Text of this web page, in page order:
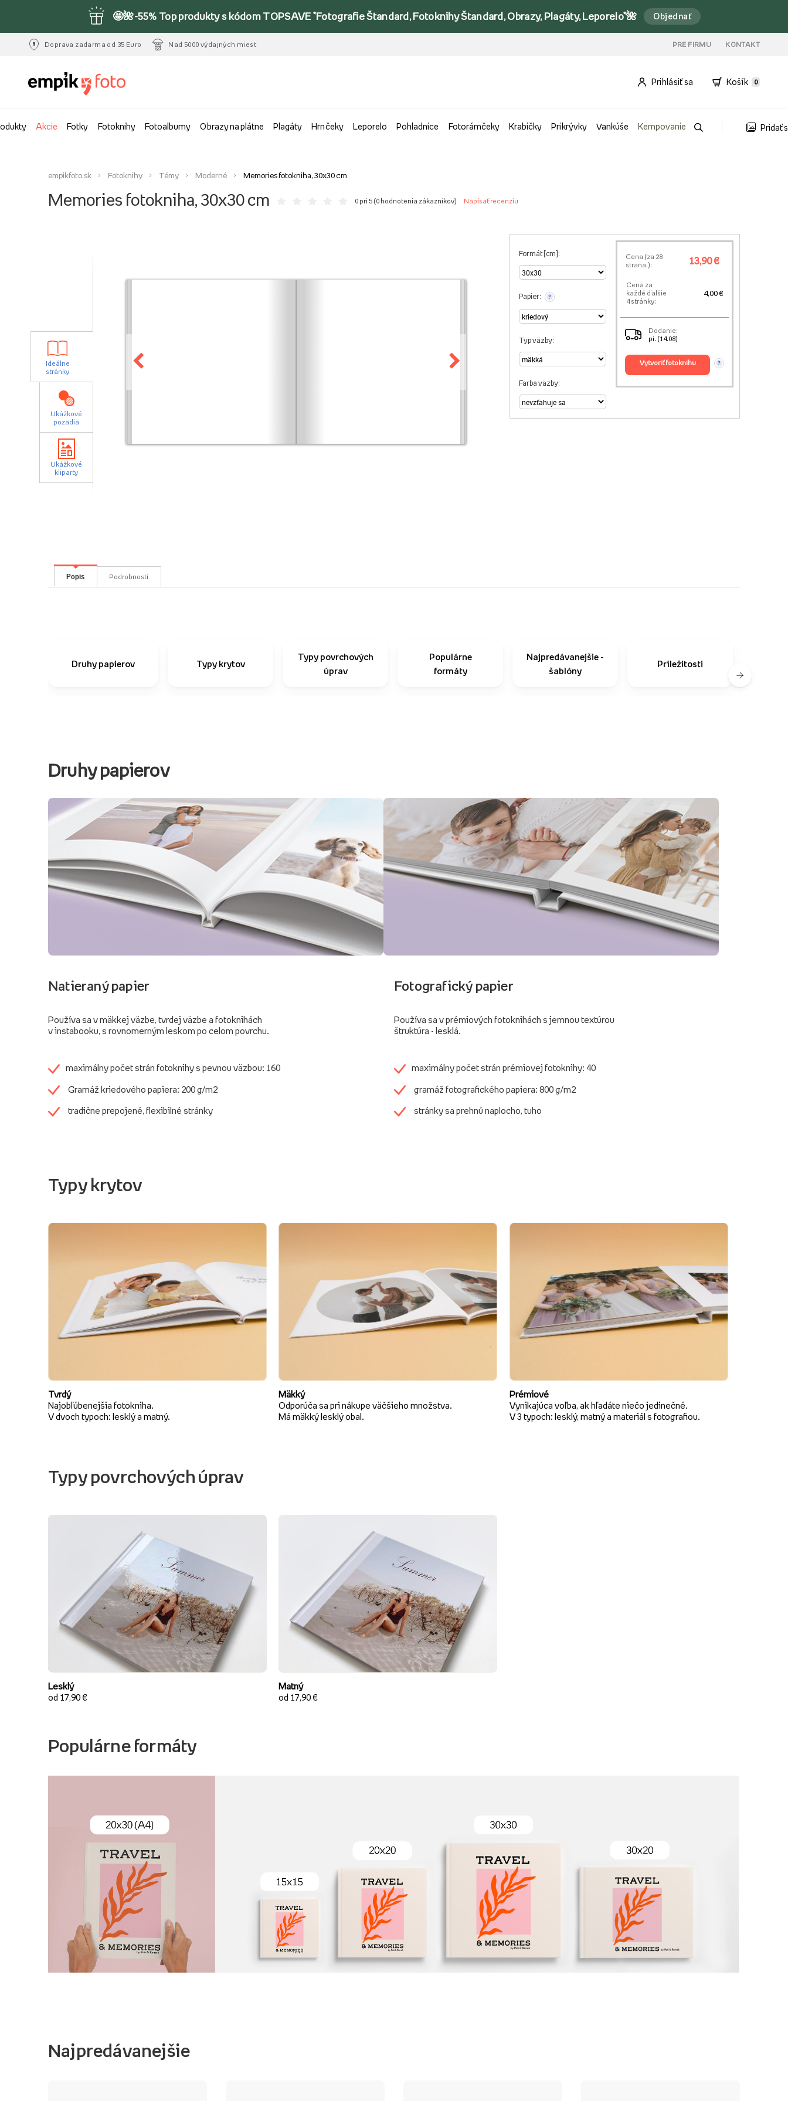
🤩🌺-55% Top produkty s kódom TOPSAVE *Fotografie Štandard, Fotoknihy Štandard, Obrazy, Plagáty, Leporelo*🌺 Objednať
Doprava zadarma od 35 Euro Nad 5000 výdajných miest PRE FIRMU KONTAKT
Prihlásiť sa Košík 0
Akcie Fotky Fotoknihy Fotoalbumy Obrazy na plátne Plagáty Hrnčeky Leporelo Pohladnice Fotorámčeky Krabičky Prikrývky Vankúše Kempovanie Pridať
empikfoto.sk Fotoknihy Témy Moderné Memories fotokniha, 30x30 cm
Memories fotokniha, 30x30 cm 0 pri 5 (0 hodnotenia zákazníkov) Napísať recenziu
Ideálne
stránky
Ukážkové
pozadia
Ukážkové
kliparty
Formát [cm]:
Papier: ?
Typ väzby:
Farba väzby:
Cena (za 28
strana.):
13,90 €
Cena za
každé ďalšie
4 stránky:
4,00 €
Dodanie:
pi. (14.08)
vytvoriť fotoknihu ?
Popis Podrobnosti
Druhy papierov Typy krytov
Typy povrchových
úprav
Populárne
formáty
Najpredávanejšie -
šablóny
Príležitosti
Druhy papierov
Natieraný papier
Používa sa v mäkkej väzbe, tvrdej väzbe a fotoknihách
v instabooku, s rovnomerným leskom po celom povrchu.
maximálny počet strán fotoknihy s pevnou väzbou: 160
Gramáž kriedového papiera: 200 g/m2
tradične prepojené, flexibilné stránky
Fotografický papier
Používa sa v prémiových fotoknihách s jemnou textúrou
štruktúra - lesklá.
maximálny počet strán prémiovej fotoknihy: 40
gramáž fotografického papiera: 800 g/m2
stránky sa prehnú naplocho, tuho
Typy krytov
Tvrdý
Najobľúbenejšia fotokniha.
V dvoch typoch: lesklý a matný.
Mäkký
Odporúča sa pri nákupe väčšieho množstva.
Má mäkký lesklý obal.
Prémiové
Vynikajúca voľba, ak hľadáte niečo jedinečné.
V 3 typoch: lesklý, matný a materiál s fotografiou.
Typy povrchových úprav
Lesklý
od 17,90 €
Matný
od 17,90 €
Populárne formáty
Najpredávanejšie